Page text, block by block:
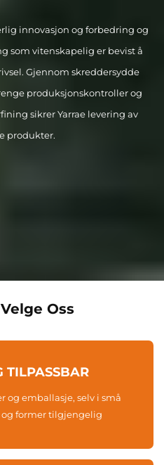
innovasjon og forbedring og
som vitenskapelig er bevist å
Gjennom skreddersydde
produksjonskontroller og
sikrer Yarrae levering av
produkter.
Oss
TILPASSBAR
og emballasje, selv i små
former tilgjengelig